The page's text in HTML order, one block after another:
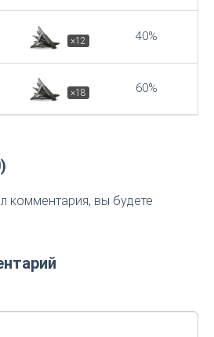
×12 40%
×18 60%
комментария, вы будете